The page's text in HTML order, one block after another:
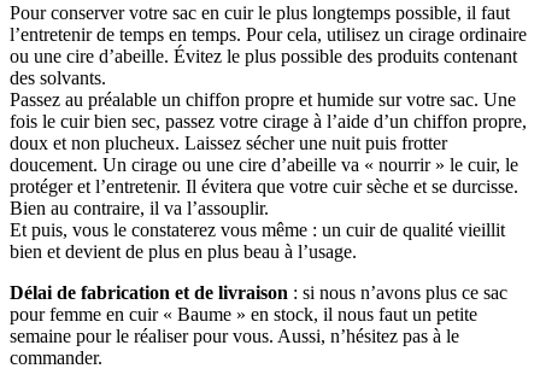
Pour conserver votre sac en cuir le plus longtemps possible, il faut
l’entretenir de temps en temps. Pour cela, utilisez un cirage ordinaire
ou une cire d’abeille. Évitez le plus possible des produits contenant
des solvants.
Passez au préalable un chiffon propre et humide sur votre sac. Une
fois le cuir bien sec, passez votre cirage à l’aide d’un chiffon propre,
doux et non plucheux. Laissez sécher une nuit puis frotter
doucement. Un cirage ou une cire d’abeille va « nourrir » le cuir, le
protéger et l’entretenir. Il évitera que votre cuir sèche et se durcisse.
Bien au contraire, il va l’assouplir.
Et puis, vous le constaterez vous même : un cuir de qualité vieillit
bien et devient de plus en plus beau à l’usage.
Délai de fabrication et de livraison : si nous n’avons plus ce sac
pour femme en cuir « Baume » en stock, il nous faut un petite
semaine pour le réaliser pour vous. Aussi, n’hésitez pas à le
commander.